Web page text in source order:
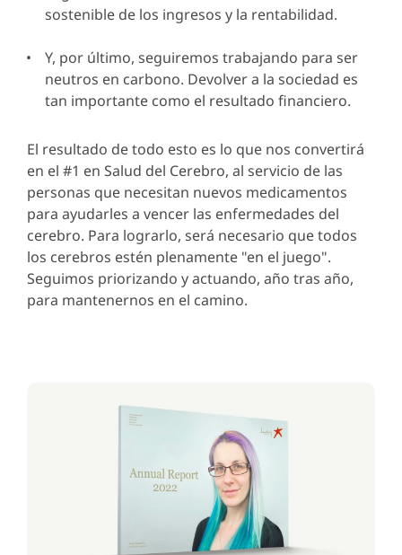
sostenible de los ingresos y la rentabilidad.
Y, por último, seguiremos trabajando para ser
neutros en carbono. Devolver a la sociedad es
tan importante como el resultado financiero.
El resultado de todo esto es lo que nos convertirá
en el #1 en Salud del Cerebro, al servicio de las
personas que necesitan nuevos medicamentos
para ayudarles a vencer las enfermedades del
cerebro. Para lograrlo, será necesario que todos
los cerebros estén plenamente "en el juego".
Seguimos priorizando y actuando, año tras año,
para mantenernos en el camino.